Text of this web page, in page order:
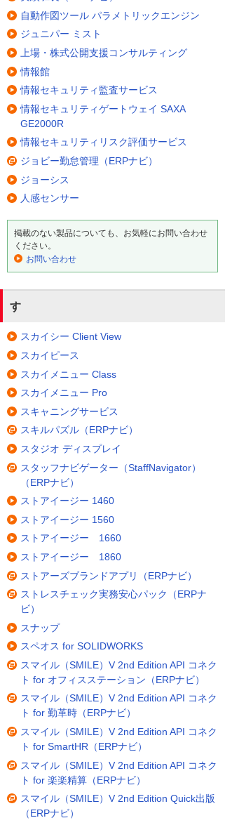
自動作図ツール パラメトリックエンジン
ジュニパー ミスト
上場・株式公開支援コンサルティング
情報館
情報セキュリティ監査サービス
情報セキュリティゲートウェイ SAXA
GE2000R
情報セキュリティリスク評価サービス
ジョビー勤怠管理（ERPナビ）
ジョーシス
人感センサー
掲載のない製品についても、お気軽にお問い合わせ
ください。
お問い合わせ
す
スカイシー Client View
スカイピース
スカイメニュー Class
スカイメニュー Pro
スキャニングサービス
スキルパズル（ERPナビ）
スタジオ ディスプレイ
スタッフナビゲーター（StaffNavigator）
（ERPナビ）
ストアイージー 1460
ストアイージー 1560
ストアイージー 1660
ストアイージー 1860
ストアーズブランドアプリ（ERPナビ）
ストレスチェック実務安心パック（ERPナ
ビ）
スナップ
スペオス for SOLIDWORKS
スマイル（SMILE）V 2nd Edition API コネク
ト for オフィスステーション（ERPナビ）
スマイル（SMILE）V 2nd Edition API コネク
ト for 勤革時（ERPナビ）
スマイル（SMILE）V 2nd Edition API コネク
ト for SmartHR（ERPナビ）
スマイル（SMILE）V 2nd Edition API コネク
ト for 楽楽精算（ERPナビ）
スマイル（SMILE）V 2nd Edition Quick出版
（ERPナビ）